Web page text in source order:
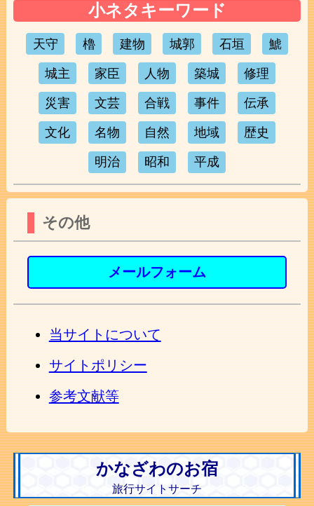
小ネタキーワード
天守 櫓 建物 城郭 石垣 鯱
城主 家臣 人物 築城 修理
災害 文芸 合戦 事件 伝承
文化 名物 自然 地域 歴史
明治 昭和 平成
その他
メールフォーム
当サイトについて
サイトポリシー
参考文献等
かなざわのお宿
旅行サイトサーチ